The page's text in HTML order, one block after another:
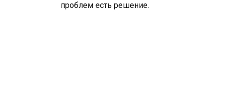
проблем есть решение.